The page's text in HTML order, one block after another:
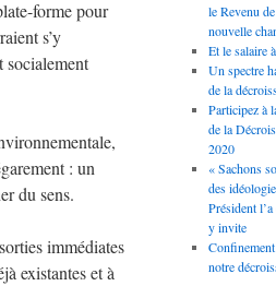
forme pour
s’y
socialement
: un
du sens.
immédiates
existantes et à
le Revenu
nouvelle
Et le salaire
Un spectre
de la
Participez à
de la
2020
« Sachons
des
Président
y invite
notre